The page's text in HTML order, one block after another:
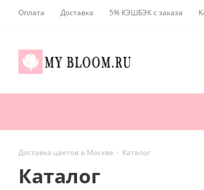
Оплата Доставка 5% КЭШБЭК с заказа
Доставка цветов в Москве - Каталог
Каталог